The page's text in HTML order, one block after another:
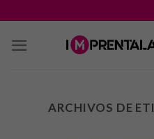
contenido
ARCHIVOS DE